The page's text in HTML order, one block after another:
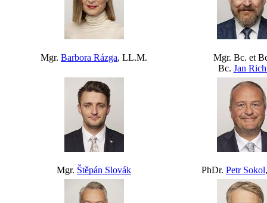
Mgr. Barbora Rázga, LL.M.
Mgr. Bc. et
Bc. Jan
Mgr. Štěpán Slovák PhDr. Petr Sokol